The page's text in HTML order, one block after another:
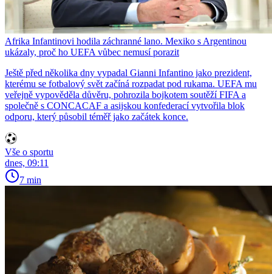
Afrika Infantinovi hodila záchranné lano. Mexiko s Argentinou
ukázaly, proč ho UEFA vůbec nemusí porazit
Ještě před několika dny vypadal Gianni Infantino jako prezident,
kterému se fotbalový svět začíná rozpadat pod rukama. UEFA mu
veřejně vypověděla důvěru, pohrozila bojkotem soutěží FIFA a
společně s CONCACAF a asijskou konfederací vytvořila blok
odporu, který působil téměř jako začátek konce.
Vše o sportu
dnes, 09:11
7 min